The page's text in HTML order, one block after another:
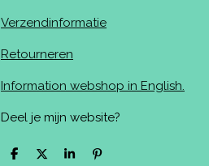
Verzendinformatie
Retourneren
Information webshop in English.
Deel je mijn website?
D
D
S
P